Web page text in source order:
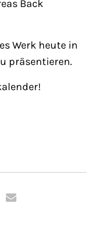
Back
Werk heute in
präsentieren.